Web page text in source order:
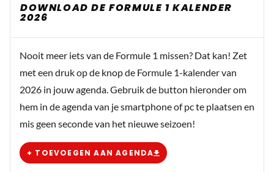
DOWNLOAD DE FORMULE 1 KALENDER
2026
Nooit meer iets van de Formule 1 missen? Dat kan! Zet
met een druk op de knop de Formule 1-kalender van
2026 in jouw agenda. Gebruik de button hieronder om
hem in de agenda van je smartphone of pc te plaatsen en
mis geen seconde van het nieuwe seizoen!
+ TOEVOEGEN AAN AGENDA